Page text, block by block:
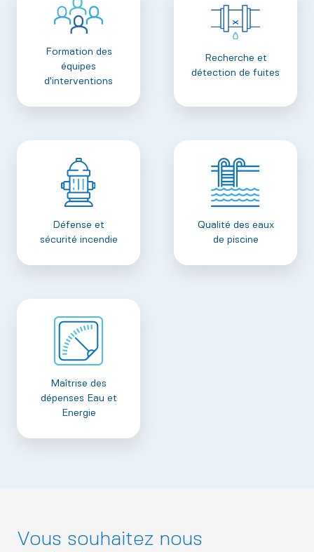
Formation des
équipes
d’interventions
Recherche et
détection de fuites
Défense et
sécurité incendie
Qualité des eaux
de piscine
Maîtrise des
dépenses Eau et
Energie
Vous souhaitez nous